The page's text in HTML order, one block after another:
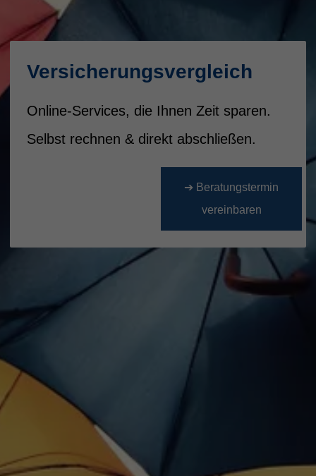
Versicherungsvergleich
Online-Services, die Ihnen Zeit sparen.
Selbst rechnen & direkt abschließen.
➔ Beratungstermin
vereinbaren